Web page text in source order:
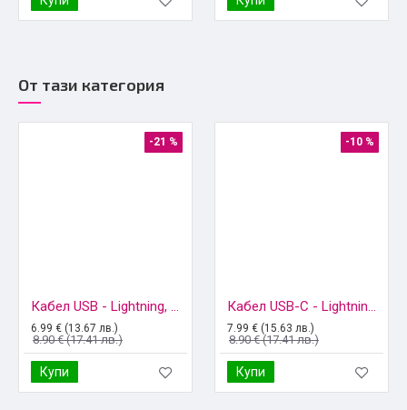
От тази категория
-21 %
Кабел USB - Lightning, MBX с намотка тип iPhone, Бял
6.99 € (13.67 лв.)
8.90 € (17.41 лв.)
Купи
-10 %
Кабел USB-C - Lightning, MBX за iPhone, Бял
7.99 € (15.63 лв.)
8.90 € (17.41 лв.)
Купи